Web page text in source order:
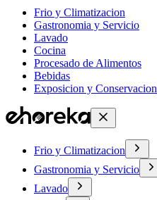
Frio y Climatizacion
Gastronomia y Servicio
Lavado
Cocina
Procesado de Alimentos
Bebidas
Exposicion y Conservacion
Frio y Climatizacion
Gastronomia y Servicio
Lavado